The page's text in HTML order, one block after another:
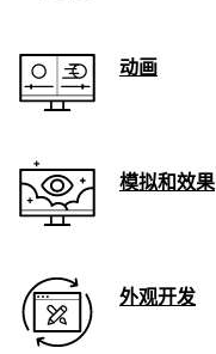
动画
模拟和效果
外观开发